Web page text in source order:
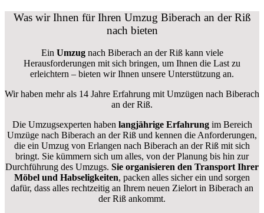
Was wir Ihnen für Ihren Umzug Biberach an der Riß
nach bieten
Ein Umzugnach Biberach an der Riß kann viele
Herausforderungen mit sich bringen, um Ihnen die Last zu
erleichtern – bieten wir Ihnen unsere Unterstützung an.
Wir haben mehr als 14 Jahre Erfahrung mit Umzügen nach Biberach
an der Riß.
Die Umzugsexperten haben langjährige Erfahrungim Bereich
Umzüge nach Biberach an der Riß und kennen die Anforderungen,
die ein Umzug von Erlangen nach Biberach an der Riß mit sich
bringt. Sie kümmern sich um alles, von der Planung bis hin zur
Durchführung des Umzugs. Sie organisieren den Transport Ihrer
Möbel und Habseligkeiten, packen alles sicher ein und sorgen
dafür, dass alles rechtzeitig an Ihrem neuen Zielort in Biberach an
der Riß ankommt.